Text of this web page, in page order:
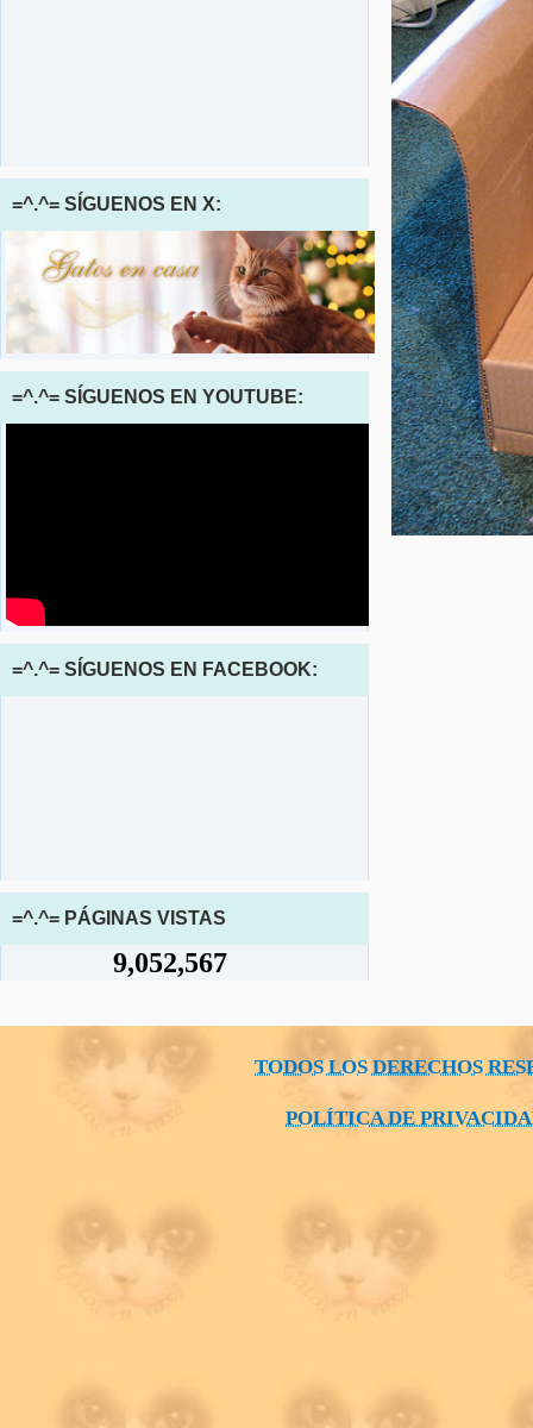
=^.^= SÍGUENOS EN X:
=^.^= SÍGUENOS EN YOUTUBE:
=^.^= SÍGUENOS EN FACEBOOK:
=^.^= PÁGINAS VISTAS
9,052,567
TODOS LOS DERECHOS
POLÍTICA DE